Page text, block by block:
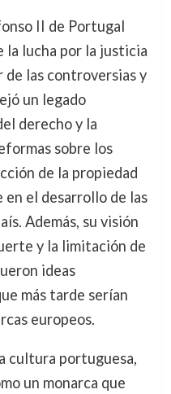
II de Portugal
la lucha por la justicia
de las controversias y
un legado
derecho y la
sobre los
de la propiedad
el desarrollo de las
Además, su visión
y la limitación de
ideas
más tarde serían
europeos.
cultura portuguesa,
un monarca que